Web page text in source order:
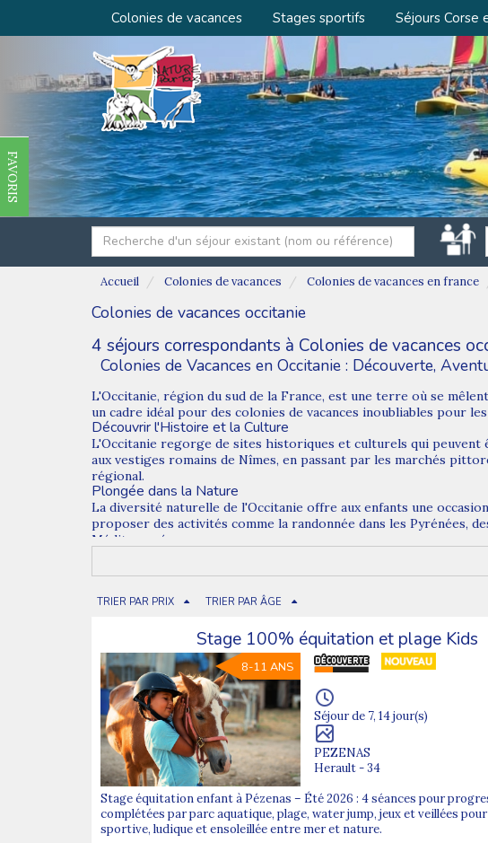
Colonies de vacances Stages sportifs Séjours Corse
FAVORIS
Accueil Colonies de vacances Colonies de vacances en france
Colonies de vacances occitanie
4 séjours correspondants à Colonies de vacances
Colonies de Vacances en Occitanie : Découverte,
L'Occitanie, région du sud de la France, est une terre où se
un cadre idéal pour des colonies de vacances inoubliables pour
Découvrir l'Histoire et la Culture
L'Occitanie regorge de sites historiques et culturels qui peuvent
aux vestiges romains de Nîmes, en passant par les marchés
régional.
Plongée dans la Nature
La diversité naturelle de l'Occitanie offre aux enfants une
proposer des activités comme la randonnée dans les Pyrénées,
Méditerranée.
les amateurs de sensations fortes.
La sécurité et le bien-être des enfants sont une priorité absolue.
expérimentées et bienveillantes. Ces professionnels assurent
Vivre des Expériences Uniques
Participer à une colonie de vacances en Occitanie est bien plus
des liens forts avec d'autres enfants venant d'horizons divers,
Conclusion
Les colonies de vacances en Occitanie offrent un cocktail
aux jeunes de se forger des souvenirs impérissables tout en
Découvrez également noscolonies de vacances dans le
TRIER PAR PRIX TRIER PAR ÂGE
Stage 100% équitation et plage Kids
8-11 ANS
Séjour de 7, 14 jour(s)
PEZENAS
Herault - 34
Stage équitation enfant à Pézenas – Été 2026 : 4 séances pour
complétées par parc aquatique, plage, water jump, jeux et veillées
sportive, ludique et ensoleillée entre mer et nature.